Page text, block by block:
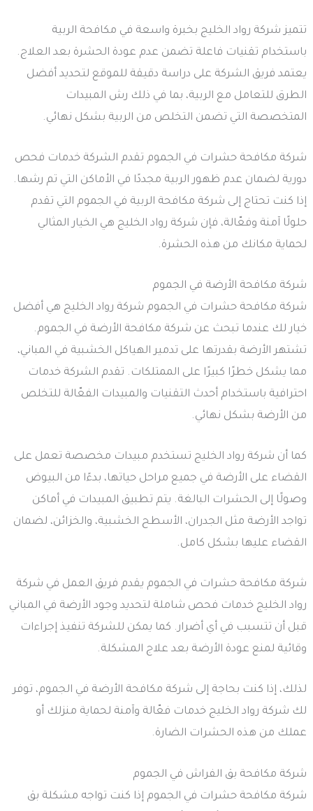
تتميز شركة رواد الخليج بخبرة واسعة في مكافحة الربية
باستخدام تقنيات فاعلة تضمن عدم عودة الحشرة بعد العلاج.
يعتمد فريق الشركة على دراسة دقيقة للموقع لتحديد أفضل
الطرق للتعامل مع الربية، بما في ذلك رش المبيدات
المتخصصة التي تضمن التخلص من الربية بشكل نهائي.
شركة مكافحة حشرات في الجموم تقدم الشركة خدمات فحص
دورية لضمان عدم ظهور الربية مجددًا في الأماكن التي تم رشها.
إذا كنت تحتاج إلى شركة مكافحة الربية في الجموم التي تقدم
حلولًا آمنة وفعّالة، فإن شركة رواد الخليج هي الخيار المثالي
لحماية مكانك من هذه الحشرة.
شركة مكافحة الأرضة في الجموم
شركة مكافحة حشرات في الجموم شركة رواد الخليج هي أفضل
خيار لك عندما تبحث عن شركة مكافحة الأرضة في الجموم.
تشتهر الأرضة بقدرتها على تدمير الهياكل الخشبية في المباني،
مما يشكل خطرًا كبيرًا على الممتلكات. تقدم الشركة خدمات
احترافية باستخدام أحدث التقنيات والمبيدات الفعّالة للتخلص
من الأرضة بشكل نهائي.
كما أن شركة رواد الخليج تستخدم مبيدات مخصصة تعمل على
القضاء على الأرضة في جميع مراحل حياتها، بدءًا من البيوض
وصولًا إلى الحشرات البالغة. يتم تطبيق المبيدات في أماكن
تواجد الأرضة مثل الجدران، الأسطح الخشبية، والخزائن، لضمان
القضاء عليها بشكل كامل.
شركة مكافحة حشرات في الجموم يقدم فريق العمل في شركة
رواد الخليج خدمات فحص شاملة لتحديد وجود الأرضة في المباني
قبل أن تتسبب في أي أضرار. كما يمكن للشركة تنفيذ إجراءات
وقائية لمنع عودة الأرضة بعد علاج المشكلة.
لذلك، إذا كنت بحاجة إلى شركة مكافحة الأرضة في الجموم، توفر
لك شركة رواد الخليج خدمات فعّالة وآمنة لحماية منزلك أو
عملك من هذه الحشرات الضارة.
شركة مكافحة بق الفراش في الجموم
شركة مكافحة حشرات في الجموم إذا كنت تواجه مشكلة بق